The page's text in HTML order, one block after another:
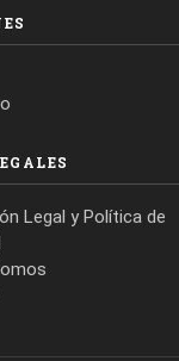
Legal y Política de